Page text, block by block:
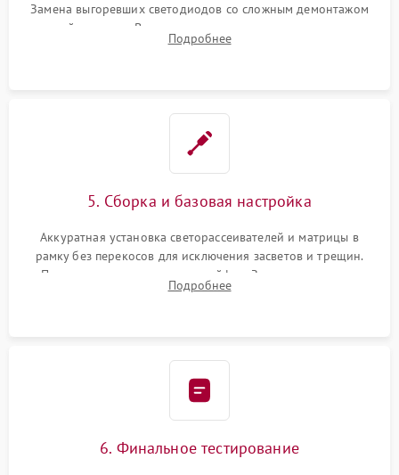
Замена выгоревших светодиодов со сложным демонтажом
хрупкой матрицы. Восстановление поврежденных дорожек,
прошивка микросхем памяти EEPROM
Подробнее
5. Сборка и базовая настройка
Аккуратная установка светорассеивателей и матрицы в
рамку без перекосов для исключения засветов и трещин.
Подключение внутренних шлейфов. Закрытие корпуса.
Сброс настроек и обновление программного обеспечения.
Подробнее
6. Финальное тестирование